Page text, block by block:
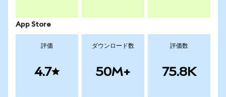
App Store
評価
4.7
ダウンロード数
50M+
評価数
75.8K